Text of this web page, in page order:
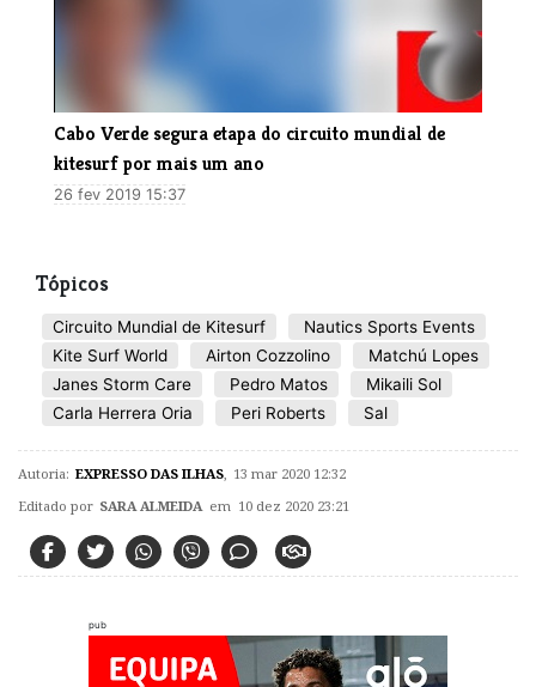
Cabo Verde segura etapa do circuito mundial de
kitesurf por mais um ano
26 fev 2019 15:37
Tópicos
Circuito Mundial de Kitesurf
Nautics Sports Events
Kite Surf World
Airton Cozzolino
Matchú Lopes
Janes Storm Care
Pedro Matos
Mikaili Sol
Carla Herrera Oria
Peri Roberts Sal
Autoria: EXPRESSO DAS ILHAS 13 mar 2020 12:32
Editado por SARA ALMEIDA em 10 dez 2020 23:21
pub